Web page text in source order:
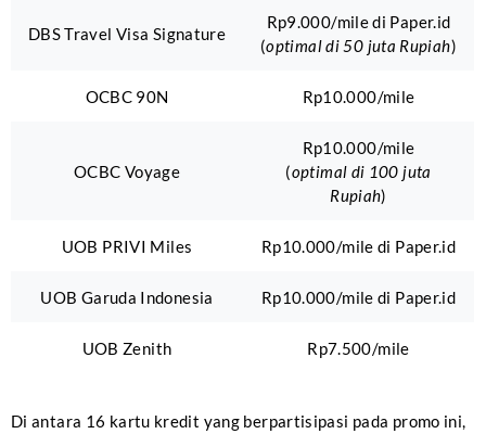
DBS Travel Visa Signature
Rp9.000/mile di Paper.id
(optimal di 50 juta Rupiah)
OCBC 90N Rp10.000/mile
OCBC Voyage
Rp10.000/mile
(optimal di 100 juta
Rupiah)
UOB PRIVI Miles Rp10.000/mile di Paper.id
UOB Garuda Indonesia Rp10.000/mile di Paper.id
UOB Zenith Rp7.500/mile
Di antara 16 kartu kredit yang berpartisipasi pada promo ini,